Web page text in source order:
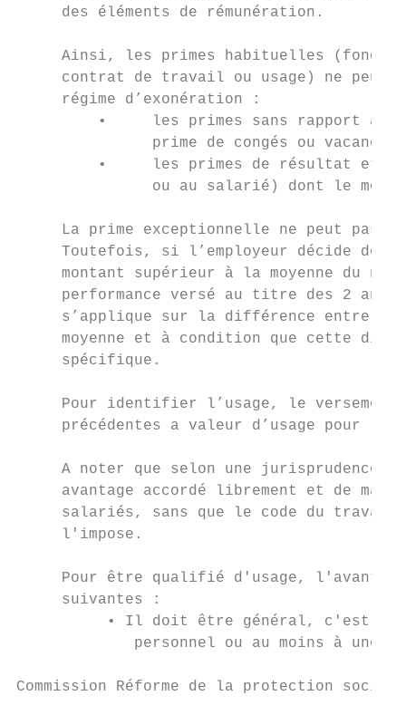
     des éléments de rémunération.
Ainsi, les primes habituelles
contrat de travail ou usage) ne
     régime d’exonération :
•     les primes sans rapport
prime de congés ou
•     les primes de résultat et
ou au salarié) dont le
La prime exceptionnelle ne peut pas
Toutefois, si l’employeur décide de
montant supérieur à la moyenne du
performance versé au titre des 2
s’applique sur la différence entre
moyenne et à condition que cette
     spécifique.
Pour identifier l’usage, le
précédentes a valeur d’usage pour
A noter que selon une jurisprudence
avantage accordé librement et de
salariés, sans que le code du
     l'impose.
Pour être qualifié d'usage,
     suivantes :
• Il doit être général, c'est-
personnel ou au moins à une
Commission Réforme de la protection